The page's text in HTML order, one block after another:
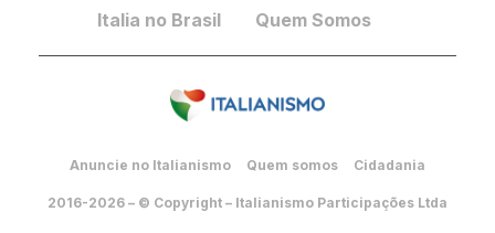
Italia no Brasil
Quem Somos
Anuncie no Italianismo Quem somos Cidadania
2016-2026 – © Copyright – Italianismo Participações Ltda